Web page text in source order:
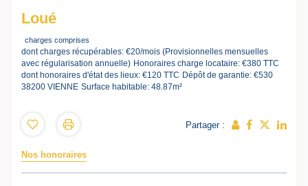
Loué
charges comprises
dont charges récupérables: €20/mois (Provisionnelles mensuelles
avec régularisation annuelle) Honoraires charge locataire: €380 TTC
dont honoraires d'état des lieux: €120 TTC Dépôt de garantie: €530
38200 VIENNE Surface habitable: 48.87m²
Partager :
Nos honoraires